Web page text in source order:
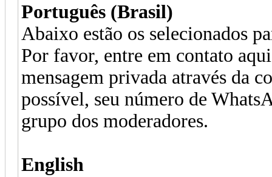
Português (Brasil)
Abaixo estão os selecionados
Por favor, entre em contato
mensagem privada através da
possível, seu número de
grupo dos moderadores.
English